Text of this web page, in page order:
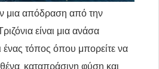
μια απόδραση από την
είναι μια ανάσα
ένας τόπος όπου μπορείτε να
καταπράσινη φύση και